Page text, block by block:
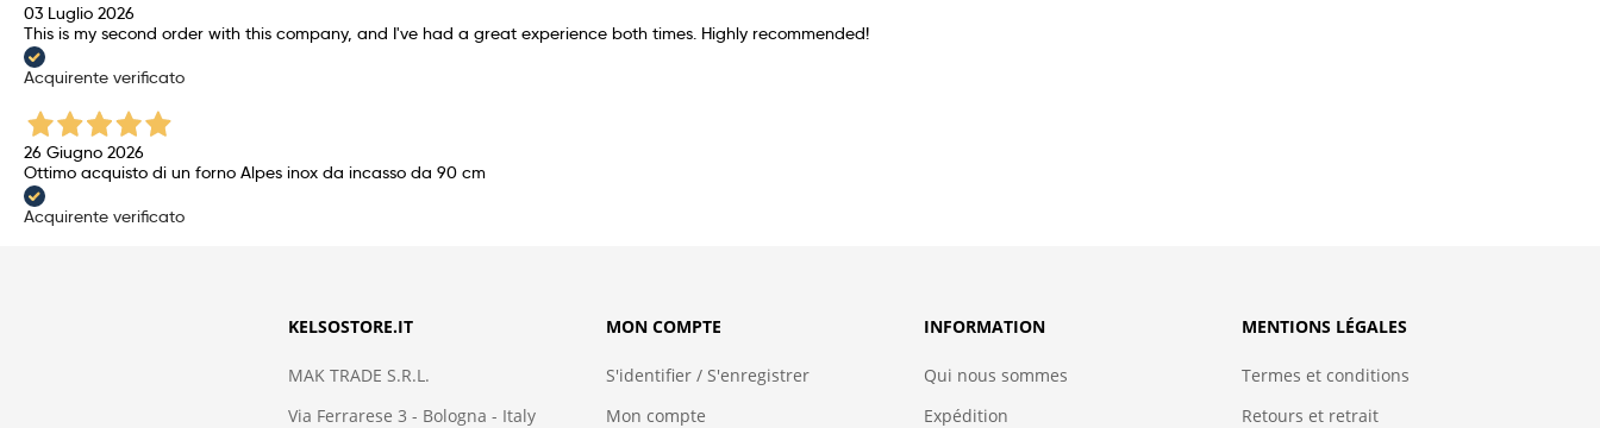
03 Luglio 2026
This is my second order with this company, and I've had a great experience both times. Highly recommended!
Acquirente verificato
26 Giugno 2026
Ottimo acquisto di un forno Alpes inox da incasso da 90 cm
Acquirente verificato
KELSOSTORE.IT
MAK TRADE S.R.L.
Via Ferrarese 3 - Bologna - Italy
MON COMPTE
S'identifier / S'enregistrer
Mon compte
INFORMATION
Qui nous sommes
Expédition
MENTIONS LÉGALES
Termes et conditions
Retours et retrait